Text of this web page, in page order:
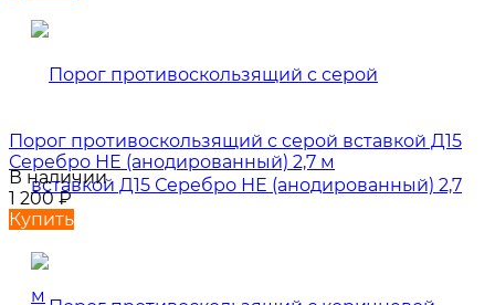
Порог противоскользящий с серой вставкой Д15
Серебро НЕ (анодированный) 2,7 м
В наличии
1 200₽
Купить